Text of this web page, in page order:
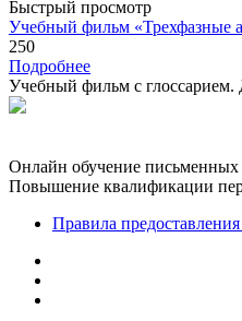
Быстрый просмотр
Учебный фильм «Трехфазные
250
Подробнее
Учебный фильм с
Онлайн обучение письменных
Повышение квалификации
Правила предоставления